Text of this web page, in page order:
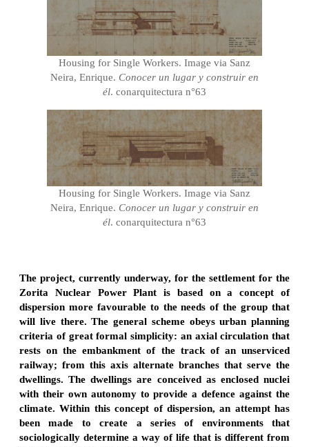
Housing for Single Workers. Image via Sanz
Neira, Enrique. Conocer un lugar y construir en
él. conarquitectura n°63
Housing for Single Workers. Image via Sanz
Neira, Enrique. Conocer un lugar y construir en
él. conarquitectura n°63
The project, currently underway, for the settlement for the
Zorita Nuclear Power Plant is based on a concept of
dispersion more favourable to the needs of the group that
will live there. The general scheme obeys urban planning
criteria of great formal simplicity: an axial circulation that
rests on the embankment of the track of an unserviced
railway; from this axis alternate branches that serve the
dwellings. The dwellings are conceived as enclosed nuclei
with their own autonomy to provide a defence against the
climate. Within this concept of dispersion, an attempt has
been made to create a series of environments that
sociologically determine a way of life that is different from